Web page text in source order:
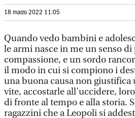
18 marzo 2022 11:05
Quando vedo bambini e
le armi nasce in me un senso di
compassione, e un sordo
il modo in cui si compiono i
una buona causa non giustifica
vite, accostarle all’uccidere,
di fronte al tempo e alla storia.
ragazzini che a Leopoli si